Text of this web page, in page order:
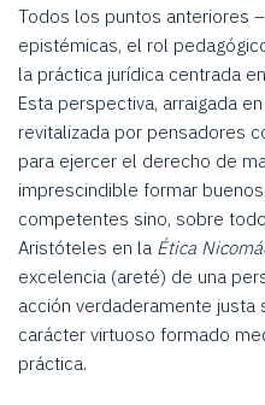
Todos los puntos anteriores
epistémicas, el rol
la práctica jurídica centrada
Esta perspectiva, arraigada
revitalizada por pensadores
para ejercer el derecho de
imprescindible formar
competentes sino, sobre
Aristóteles en la Ética
excelencia (areté) de una
acción verdaderamente
carácter virtuoso formado
práctica.